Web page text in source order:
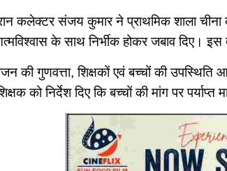
कलेक्टर संजय कुमार ने प्राथमिक शाला
के साथ निर्भीक होकर जबाव
की गुणवत्ता, शिक्षकों एवं बच्चों की
को निर्देश दिए कि बच्चों की मांग पर